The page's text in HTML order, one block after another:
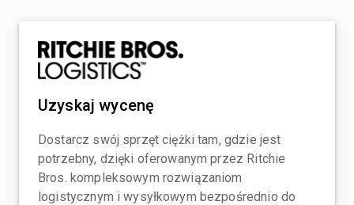
Uzyskaj wycenę
Dostarcz swój sprzęt ciężki tam, gdzie jest
potrzebny, dzięki oferowanym przez Ritchie
Bros. kompleksowym rozwiązaniom
logistycznym i wysyłkowym bezpośrednio do